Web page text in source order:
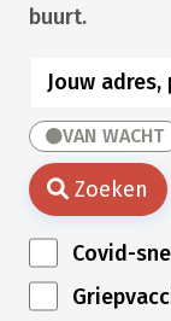
buurt.
VAN WACHT
Zoeken
Covid-